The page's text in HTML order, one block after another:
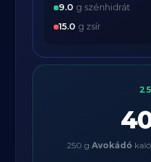
9.0 g szénhidrát
15.0 g zsír
250 g Avokádó